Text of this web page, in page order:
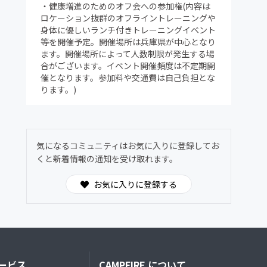
・健康増進のためのオフ会への参加権(内容は
ロケーション抜群のオフライントレーニングや
身体に優しいランチ付きトレーニングイベント
等を開催予定。開催場所は兵庫県が中心となり
ます。開催場所によって人数制限が発生する場
合がございます。イベント開催頻度は不定期開
催となります。参加料や交通費は自己負担とな
ります。)
気になるコミュニティはお気に入りに登録してお
くと新着情報の通知を受け取れます。
お気に入りに登録する